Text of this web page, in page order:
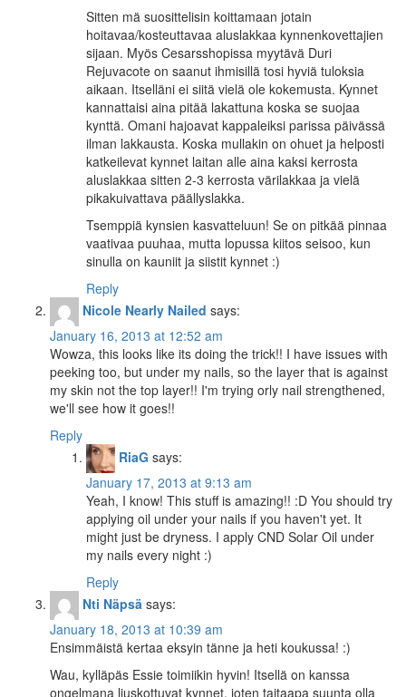
Sitten mä suosittelisin koittamaan jotain
hoitavaa/kosteuttavaa aluslakkaa kynnenkovettajien
sijaan. Myös Cesarsshopissa myytävä Duri
Rejuvacote on saanut ihmisillä tosi hyviä tuloksia
aikaan. Itselläni ei siitä vielä ole kokemusta. Kynnet
kannattaisi aina pitää lakattuna koska se suojaa
kynttä. Omani hajoavat kappaleiksi parissa päivässä
ilman lakkausta. Koska mullakin on ohuet ja helposti
katkeilevat kynnet laitan alle aina kaksi kerrosta
aluslakkaa sitten 2-3 kerrosta värilakkaa ja vielä
pikakuivattava päällyslakka.
Tsemppiä kynsien kasvatteluun! Se on pitkää pinnaa
vaativaa puuhaa, mutta lopussa kiitos seisoo, kun
sinulla on kauniit ja siistit kynnet :)
Reply
Nicole Nearly Nailed says:
January 16, 2013 at 12:52 am
Wowza, this looks like its doing the trick!! I have issues with
peeking too, but under my nails, so the layer that is against
my skin not the top layer!! I'm trying orly nail strengthened,
we'll see how it goes!!
Reply
RiaG says:
January 17, 2013 at 9:13 am
Yeah, I know! This stuff is amazing!! :D You should try
applying oil under your nails if you haven't yet. It
might just be dryness. I apply CND Solar Oil under
my nails every night :)
Reply
Nti Näpsä says:
January 18, 2013 at 10:39 am
Ensimmäistä kertaa eksyin tänne ja heti koukussa! :)
Wau, kylläpäs Essie toimiikin hyvin! Itsellä on kanssa
ongelmana liuskottuvat kynnet, joten taitaapa suunta olla